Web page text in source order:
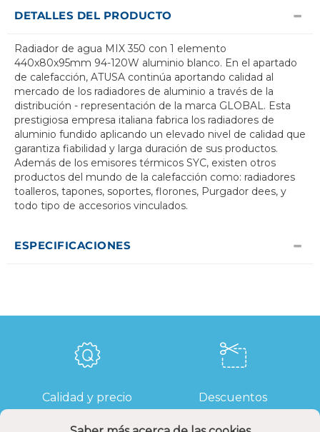
DETALLES DEL PRODUCTO
Radiador de agua MIX 350 con 1 elemento
440x80x95mm 94-120W aluminio blanco. En el apartado
de calefacción, ATUSA continúa aportando calidad al
mercado de los radiadores de aluminio a través de la
distribución - representación de la marca GLOBAL. Esta
prestigiosa empresa italiana fabrica los radiadores de
aluminio fundido aplicando un elevado nivel de calidad que
garantiza fiabilidad y larga duración de sus productos.
Además de los emisores térmicos SYC, existen otros
productos del mundo de la calefacción como: radiadores
toalleros, tapones, soportes, florones, Purgador dees, y
todo tipo de accesorios vinculados.
ESPECIFICACIONES
Calidad y precio Descuentos